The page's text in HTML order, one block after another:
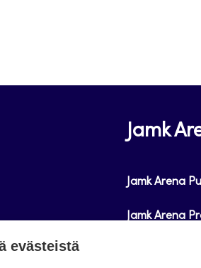
Jamk
Jamk Arena
Jamk Arena
evästeistä